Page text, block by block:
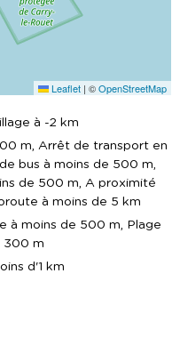
Leaflet | ©OpenStreetMap
à -2 km
m Arrêt de transport en
bus à moins de 500 m
de 500 m A proximité
à moins de 5 km
à moins de 500 m Plage
300 m
d'1 km